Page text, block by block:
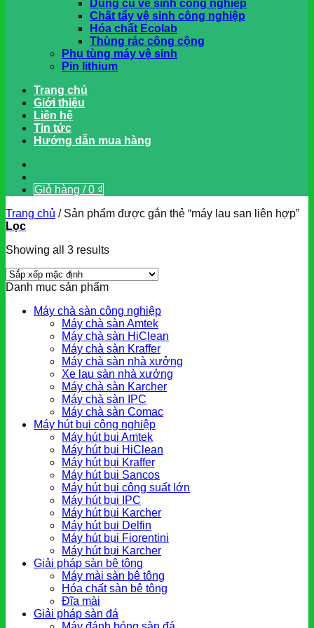
Dụng cụ vệ sinh công nghiệp
Chất tẩy vệ sinh công nghiệp
Hóa chất Ecolab
Thùng rác công cộng
Phụ tùng máy vệ sinh
Pin lithium
Trang chủ
Giới thiệu
Liên hệ
Tin tức
Hướng dẫn mua hàng
Giỏ hàng /0 ₫
Trang chủ /Sản phẩm được gắn thẻ “máy lau san liên hợp”
Lọc
Showing all 3 results
Danh mục sản phẩm
Máy chà sàn công nghiệp
Máy chà sàn Amtek
Máy chà sàn HiClean
Máy chà sàn Kraffer
Máy chà sàn nhà xưởng
Xe lau sàn nhà xưởng
Máy chà sàn Karcher
Máy chà sàn IPC
Máy chà sàn Comac
Máy hút bụi công nghiệp
Máy hút bụi Amtek
Máy hút bụi HiClean
Máy hút bụi Kraffer
Máy hút bụi Sancos
Máy hút bụi công suất lớn
Máy hút bụi IPC
Máy hút bụi Karcher
Máy hút bụi Delfin
Máy hút bụi Fiorentini
Máy hút bụi Karcher
Giải pháp sàn bê tông
Máy mài sàn bê tông
Hóa chất sàn bê tông
Đĩa mài
Giải pháp sàn đá